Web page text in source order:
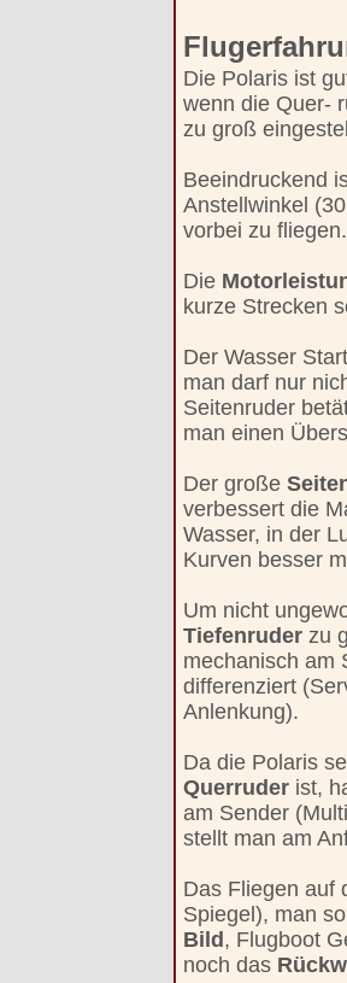
Die Polaris ist
wenn die Quer-
zu groß
Beeindruckend
Anstellwinkel
vorbei zu fliegen.
Die
kurze Strecken
Der Wasser
man darf nur
Seitenruder
man einen
Der große
verbessert die
Wasser, in der
Kurven besser
Um nicht
Tiefenruder zu
mechanisch am
differenziert
Anlenkung).
Da die Polaris
Querruder ist,
am Sender
stellt man am
Das Fliegen auf
Spiegel), man
Bild , Flugboot
noch das